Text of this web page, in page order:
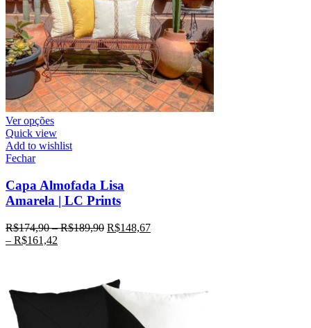
Ver opções
Quick view
Add to wishlist
Fechar
Capa Almofada Lisa
Amarela | LC Prints
R$174,90–R$189,90 R$148,67
– R$161,42